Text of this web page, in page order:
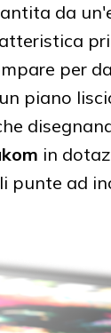
da
per
piano
in
punte ad